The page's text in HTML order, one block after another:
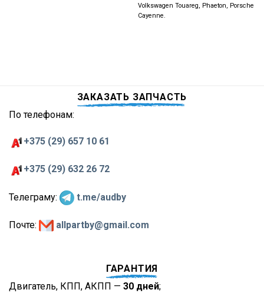
Volkswagen Touareg, Phaeton, Porsche
Cayenne.
ЗАКАЗАТЬ ЗАПЧАСТЬ
По телефонам:
+375 (29) 657 10 61
+375 (29) 632 26 72
Телеграму: t.me/audby
Почте: allpartby@gmail.com
ГАРАНТИЯ
Двигатель, КПП, АКПП — 30 дней;